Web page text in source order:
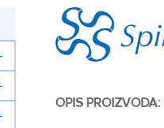
OPIS PROIZVODA: